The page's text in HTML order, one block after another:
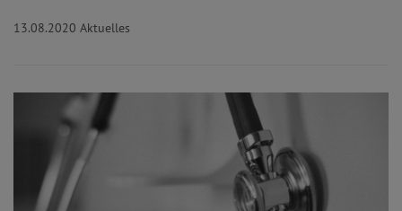
13.08.2020 Aktuelles